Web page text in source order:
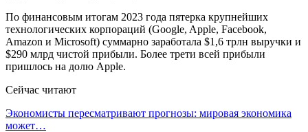
По финансовым итогам 2023 года пятерка крупнейших
технологических корпораций (Google, Apple, Facebook,
Amazon и Microsoft) суммарно заработала $1,6 трлн выручки и
$290 млрд чистой прибыли. Более трети всей прибыли
пришлось на долю Apple.
Сейчас читают
Экономисты пересматривают прогнозы: мировая экономика
может…